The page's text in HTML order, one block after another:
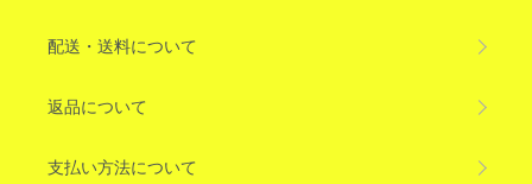
配送・送料について
返品について
支払い方法について